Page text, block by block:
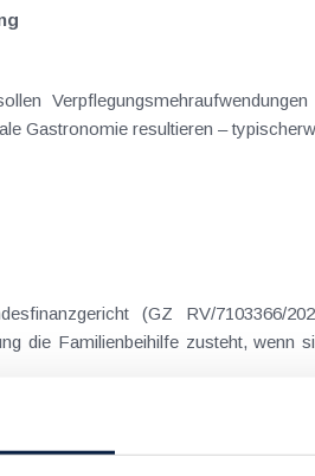
Gastronomie resultieren –
(GZ RV/
die Familienbeihilfe zusteht, wenn